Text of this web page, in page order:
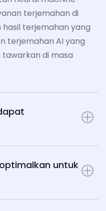
terjemahan di
terjemahan yang
terjemahan AI yang
di masa
untuk